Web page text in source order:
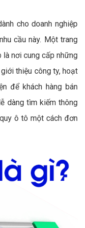
cho doanh nghiệp
cầu này. Một trang
là nơi cung cấp những
thiệu công ty, hoạt
để khách hàng bán
dàng tìm kiếm thông
ô tô một cách đơn